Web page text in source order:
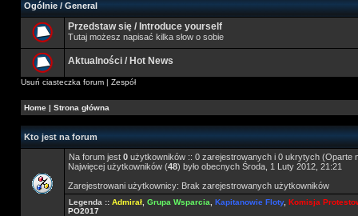
Ogólnie / General
Przedstaw się / Introduce yourself
Tutaj możesz napisać kilka słow o sobie
Aktualności / Hot News
Usuń ciasteczka forum | Zespół
Home | Strona główna
Kto jest na forum
Na forum jest 0 użytkowników :: 0 zarejestrowanych i 0 ukrytych
Najwięcej użytkowników (48) było obecnych Środa, 1 Luty 2012, 21:21
Zarejestrowani użytkownicy: Brak zarejestrowanych użytkowników
Legenda :: Admirał Grupa Wsparcia Kapitanowie Floty, Komisja
PO2017